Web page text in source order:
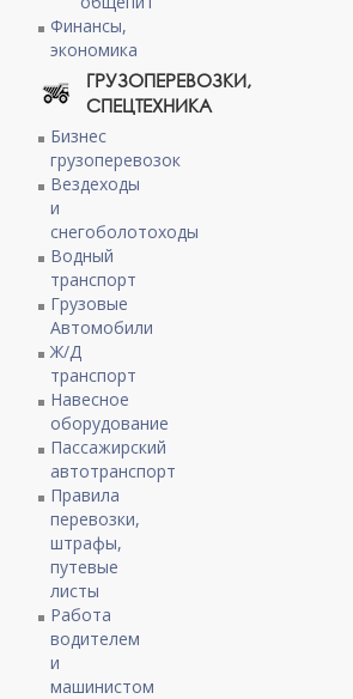
Финансы,
экономика
ГРУЗОПЕРЕВОЗКИ,
СПЕЦТЕХНИКА
Бизнес
грузоперевозок
Вездеходы
и
снегоболотоходы
Водный
транспорт
Грузовые
Автомобили
Ж/Д
транспорт
Навесное
оборудование
Пассажирский
автотранспорт
Правила
перевозки,
штрафы,
путевые
листы
Работа
водителем
и
машинистом